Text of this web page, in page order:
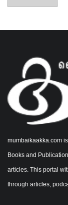
mumbaikaakka.com
Books and
articles. This portal
through articles,